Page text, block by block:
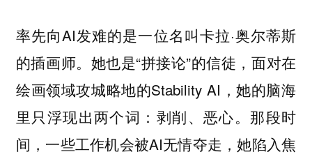
率先向AI发难的是一位名叫卡拉·奥尔蒂斯
的插画师。她也是“拼接论”的信徒，面对在
绘画领域攻城略地的Stability AI，她的脑海
里只浮现出两个词：剥削、恶心。那段时
间，一些工作机会被AI无情夺走，她陷入焦